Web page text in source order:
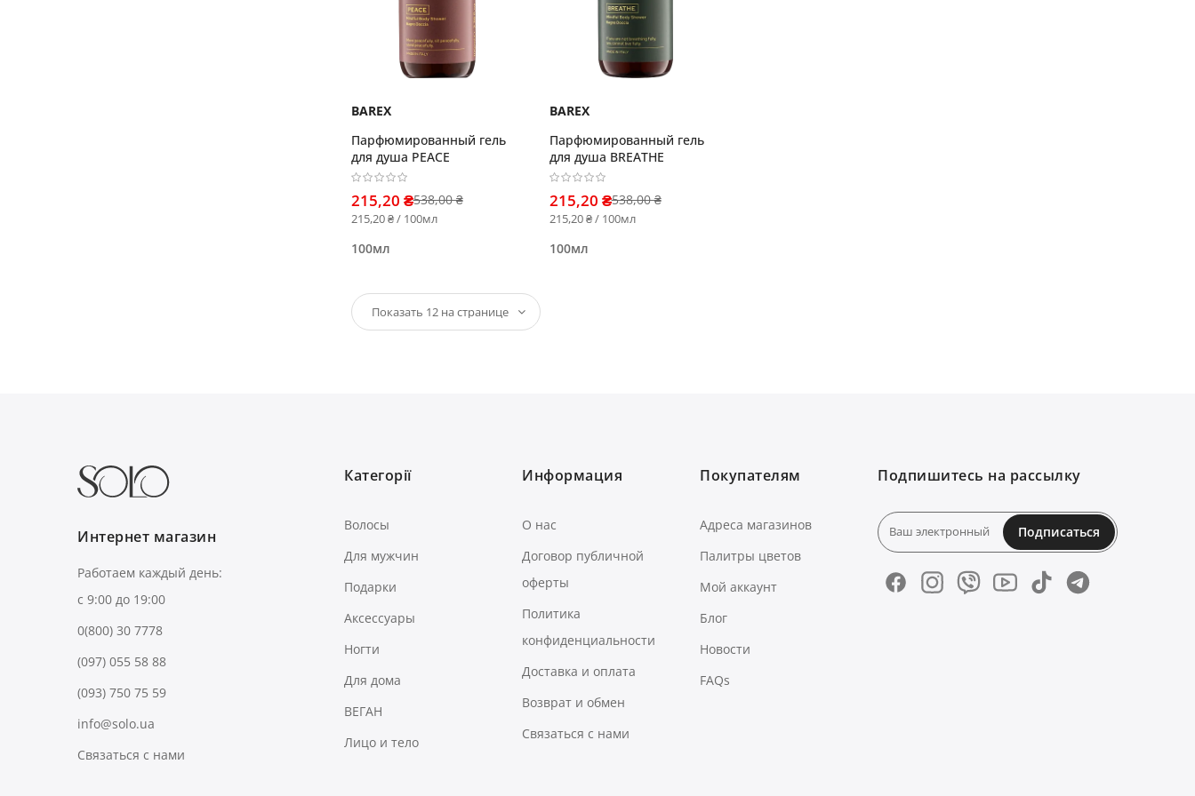
BAREX
Парфюмированный гель
для душа PEACE
215,20 ₴538,00 ₴
215,20 ₴ / 100мл
100мл
BAREX
Парфюмированный гель
для душа BREATHE
215,20 ₴538,00 ₴
215,20 ₴ / 100мл
100мл
Интернет магазин
Работаем каждый день:
с 9:00 до 19:00
0(800) 30 7778
(097) 055 58 88
(093) 750 75 59
info@solo.ua
Связаться с нами
Категорії
Волосы
Для мужчин
Подарки
Аксессуары
Ногти
Для дома
ВЕГАН
Лицо и тело
Информация
О нас
Договор публичной
оферты
Политика
конфиденциальности
Доставка и оплата
Возврат и обмен
Связаться с нами
Покупателям
Адреса магазинов
Палитры цветов
Мой аккаунт
Блог
Новости
FAQs
Подпишитесь на рассылку
Подписаться